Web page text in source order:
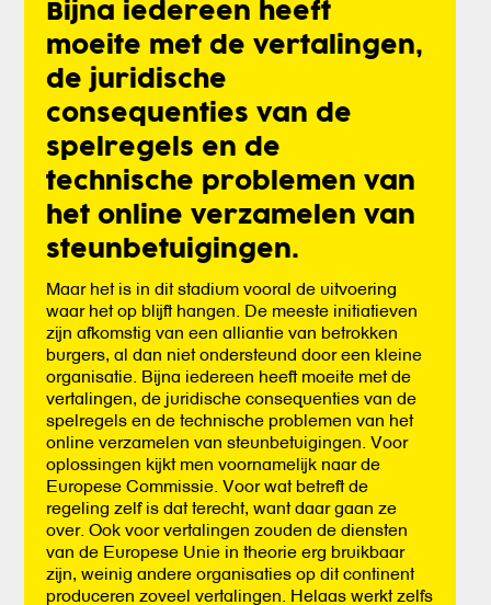
Bijna iedereen heeft
moeite met de vertalingen,
de juridische
consequenties van de
spelregels en de
technische problemen van
het online verzamelen van
steunbetuigingen.
Maar het is in dit stadium vooral de uitvoering
waar het op blijft hangen. De meeste initiatieven
zijn afkomstig van een alliantie van betrokken
burgers, al dan niet ondersteund door een kleine
organisatie. Bijna iedereen heeft moeite met de
vertalingen, de juridische consequenties van de
spelregels en de technische problemen van het
online verzamelen van steunbetuigingen. Voor
oplossingen kijkt men voornamelijk naar de
Europese Commissie. Voor wat betreft de
regeling zelf is dat terecht, want daar gaan ze
over. Ook voor vertalingen zouden de diensten
van de Europese Unie in theorie erg bruikbaar
zijn, weinig andere organisaties op dit continent
produceren zoveel vertalingen. Helaas werkt zelfs